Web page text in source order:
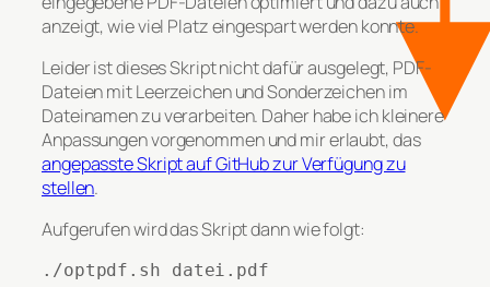
anzeigt, wie viel Platz eingespart werden konnte.
Leider ist dieses Skript nicht dafür ausgelegt, PDF-
Dateien mit Leerzeichen und Sonderzeichen im
Dateinamen zu verarbeiten. Daher habe ich kleinere
Anpassungen vorgenommen und mir erlaubt, das
angepasste Skript auf GitHub zur Verfügung zu
stellen.
Aufgerufen wird das Skript dann wie folgt:
./optpdf.sh datei.pdf